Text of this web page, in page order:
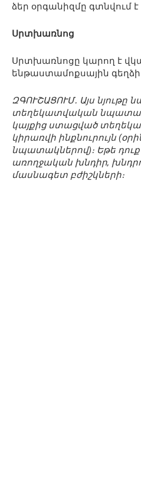
ձեր օրգանիզմը գտնվում
Սրտխառնոց
Սրտխառնոցը կարող է
ենթաստամոքսային
ԶԳՈՒՇԱՑՈՒՄ․ Այս
տեղեկատվական
կայքից ստացված
կիրառվի ինքնուրույն
նպատակներով)։ Եթե դուք
առողջական խնդիր,
մասնագետ բժիշկների։